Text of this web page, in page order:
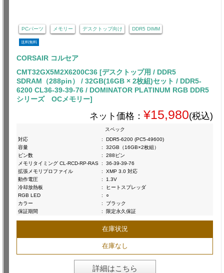
PCパーツ メモリー デスクトップ向け DDR5 DIMM
送料無料
CORSAIR コルセア
CMT32GX5M2X6200C36 [デスクトップ用 / DDR5
SDRAM（288pin） / 32GB(16GB × 2枚組)セット / DDR5-
6200 CL36-39-39-76 / DOMINATOR PLATINUM RGB DDR5
シリーズ OCメモリー]
ネット価格： ¥15,980(税込)
スペック
対応
:
DDR5-6200 (PC5-49600)
容量
:
32GB（16GB×2枚組）
ピン数
:
288ピン
メモリタイミング CL-RCD-RP-RAS :
36-39-39-76
拡張メモリプロファイル
:
XMP 3.0 対応
動作電圧
:
1.3V
冷却放熱板
:
ヒートスプレッダ
RGB LED
:
○
カラー
:
ブラック
保証期間
: 限定永久保証
在庫状況
在庫なし
詳細はこちら